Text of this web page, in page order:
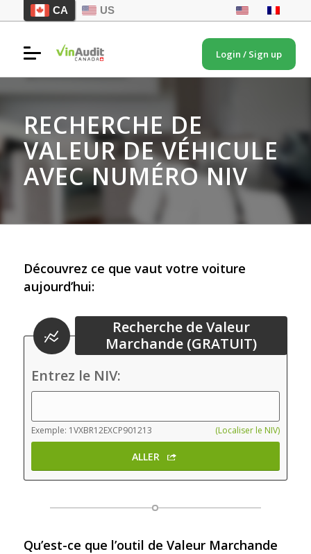
Login / Sign up
CA US
RECHERCHE DE
VALEUR DE VÉHICULE
AVEC NUMÉRO NIV
Découvrez ce que vaut votre voiture
aujourd’hui:
Recherche de Valeur
Marchande (GRATUIT)
Entrez le NIV:
Exemple: 1VXBR12EXCP901213 (Localiser le NIV)
ALLER
Qu’est-ce que l’outil de Valeur Marchande